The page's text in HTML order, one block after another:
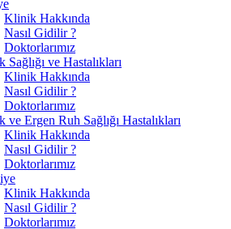
Klinik Hakkında
Nasıl Gidilir ?
Doktorlarımız
Sağlığı ve Hastalıkları
Klinik Hakkında
Nasıl Gidilir ?
Doktorlarımız
ve Ergen Ruh Sağlığı Hastalıkları
Klinik Hakkında
Nasıl Gidilir ?
Doktorlarımız
Klinik Hakkında
Nasıl Gidilir ?
Doktorlarımız